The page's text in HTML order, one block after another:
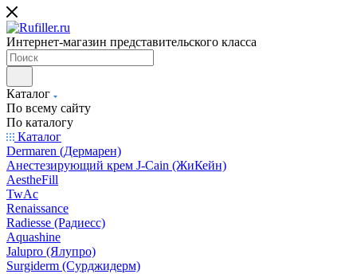
Интернет-магазин представительского класса
Каталог
По всему сайту
По каталогу
Каталог
Dermaren (Дермарен)
Анестезирующий крем J-Cain (ЖиКейн)
AestheFill
TwAc
Renaissance
Radiesse (Радиесс)
Aquashine
Jalupro (Ялупро)
Surgiderm (Сурджидерм)